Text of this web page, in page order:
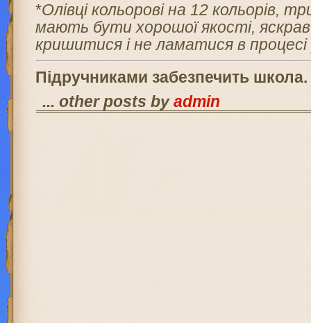
*Олівці кольорові на 12 кольорів,
мають бути хорошої якості,
кришитися і не ламатися в
Підручниками забезпечить школа.
... other posts byadmin